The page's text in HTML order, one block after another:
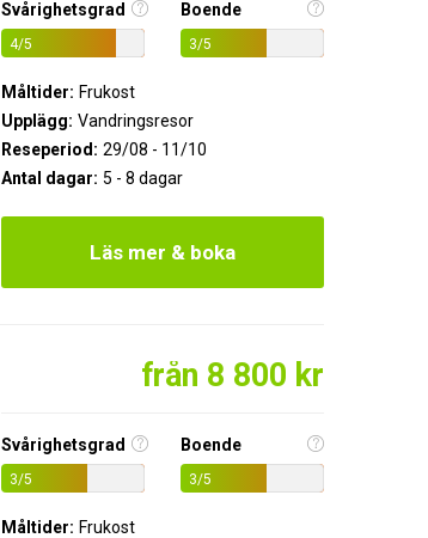
Svårighetsgrad
4/5
Boende
3/5
Måltider: Frukost
Upplägg: Vandringsresor
Reseperiod: 29/08 - 11/10
Antal dagar: 5 - 8 dagar
Läs mer & boka
från 8 800 kr
Svårighetsgrad
3/5
Boende
3/5
Måltider: Frukost